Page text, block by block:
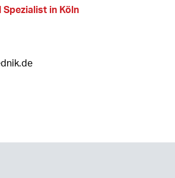
Spezialist in Köln